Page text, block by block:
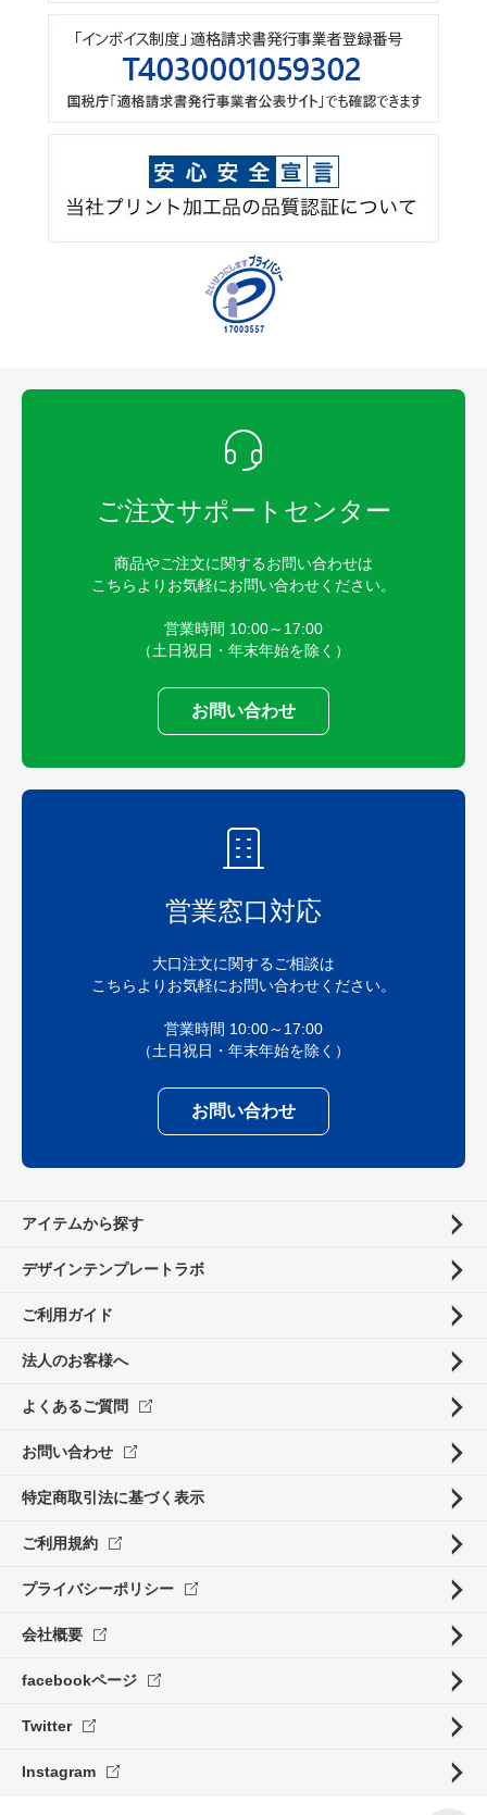
ご注文サポートセンター
商品やご注文に関するお問い合わせは
こちらよりお気軽にお問い合わせください。
営業時間 10:00～17:00
（土日祝日・年末年始を除く）
お問い合わせ
営業窓口対応
大口注文に関するご相談は
こちらよりお気軽にお問い合わせください。
営業時間 10:00～17:00
（土日祝日・年末年始を除く）
お問い合わせ
アイテムから探す
デザインテンプレートラボ
ご利用ガイド
法人のお客様へ
よくあるご質問
お問い合わせ
特定商取引法に基づく表示
ご利用規約
プライバシーポリシー
会社概要
facebookページ
Twitter
Instagram